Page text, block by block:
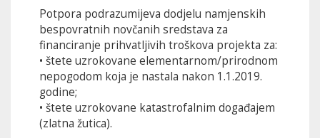
Potpora podrazumijeva dodjelu namjenskih
bespovratnih novčanih sredstava za
financiranje prihvatljivih troškova projekta za:
• štete uzrokovane elementarnom/prirodnom
nepogodom koja je nastala nakon 1.1.2019.
godine;
• štete uzrokovane katastrofalnim događajem
(zlatna žutica).